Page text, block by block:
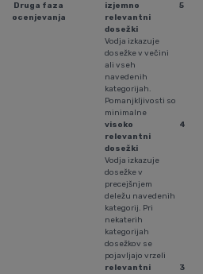
Druga faza
ocenjevanja
izjemno
relevantni
dosežki
Vodja izkazuje
dosežke v večini
ali vseh
navedenih
kategorijah.
Pomanjkljivosti so
minimalne
5
visoko
relevantni
dosežki
Vodja izkazuje
dosežke v
precejšnjem
deležu navedenih
kategorij. Pri
nekaterih
kategorijah
dosežkov se
pojavljajo vrzeli
4
relevantni
3